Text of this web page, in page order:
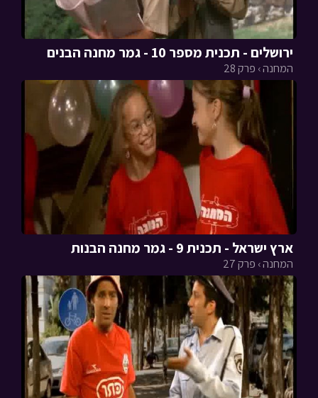
ירושלים - תכנית מספר 10 - גמר מחנה הבנים
המחנה › פרק 28
ארץ ישראל - תכנית 9 - גמר מחנה הבנות
המחנה › פרק 27